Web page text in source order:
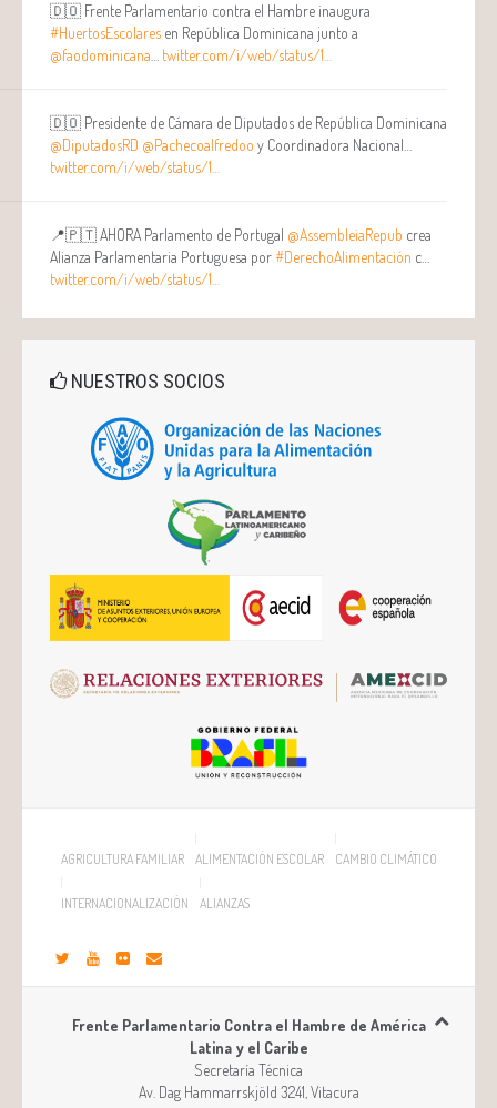
🇩🇴 Frente Parlamentario contra el Hambre inaugura
#HuertosEscolares en República Dominicana junto a
@faodominicana
twitter.com/i/web/status/1…
🇩🇴 Presidente de Cámara de Diputados de República Dominicana
@DiputadosRD @Pachecoalfredoo y Coordinadora Nacional…
twitter.com/i/web/status/1…
📍🇵🇹 AHORA Parlamento de Portugal @AssembleiaRepub crea
Alianza Parlamentaria Portuguesa por#DerechoAlimentación c…
twitter.com/i/web/status/1…
NUESTROS SOCIOS
AGRICULTURA FAMILIAR ALIMENTACIÓN ESCOLAR CAMBIO CLIMÁTICO
INTERNACIONALIZACIÓN ALIANZAS
Frente Parlamentario Contra el Hambre de América
Latina y el Caribe
Secretaría Técnica
Av. Dag Hammarrskjöld 3241, Vitacura